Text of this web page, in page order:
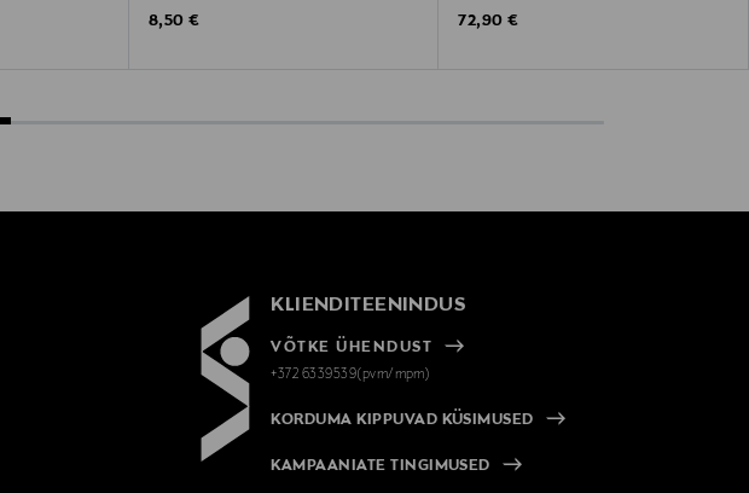
Original Price
8,50 €
Original Price
72,90 €
KLIENDITEENINDUS
VÕTKE ÜHENDUST
+372 6339539(pvm/mpm)
KORDUMA KIPPUVAD KÜSIMUSED
KAMPAANIATE TINGIMUSED